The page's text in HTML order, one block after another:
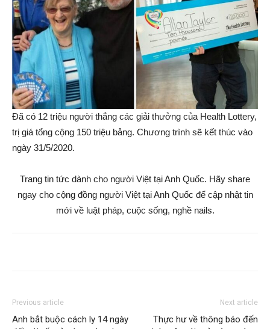
Đã có 12 triệu người thắng các giải thưởng của Health Lottery,
trị giá tổng cộng 150 triệu bảng. Chương trình sẽ kết thúc vào
ngày 31/5/2020.
Trang tin tức dành cho người Việt tại Anh Quốc. Hãy share
ngay cho cộng đồng người Việt tại Anh Quốc để cập nhật tin
mới về luật pháp, cuộc sống, nghề nails.
Previous article
Anh bắt buộc cách ly 14 ngày
Next article
Thực hư về thông báo đến